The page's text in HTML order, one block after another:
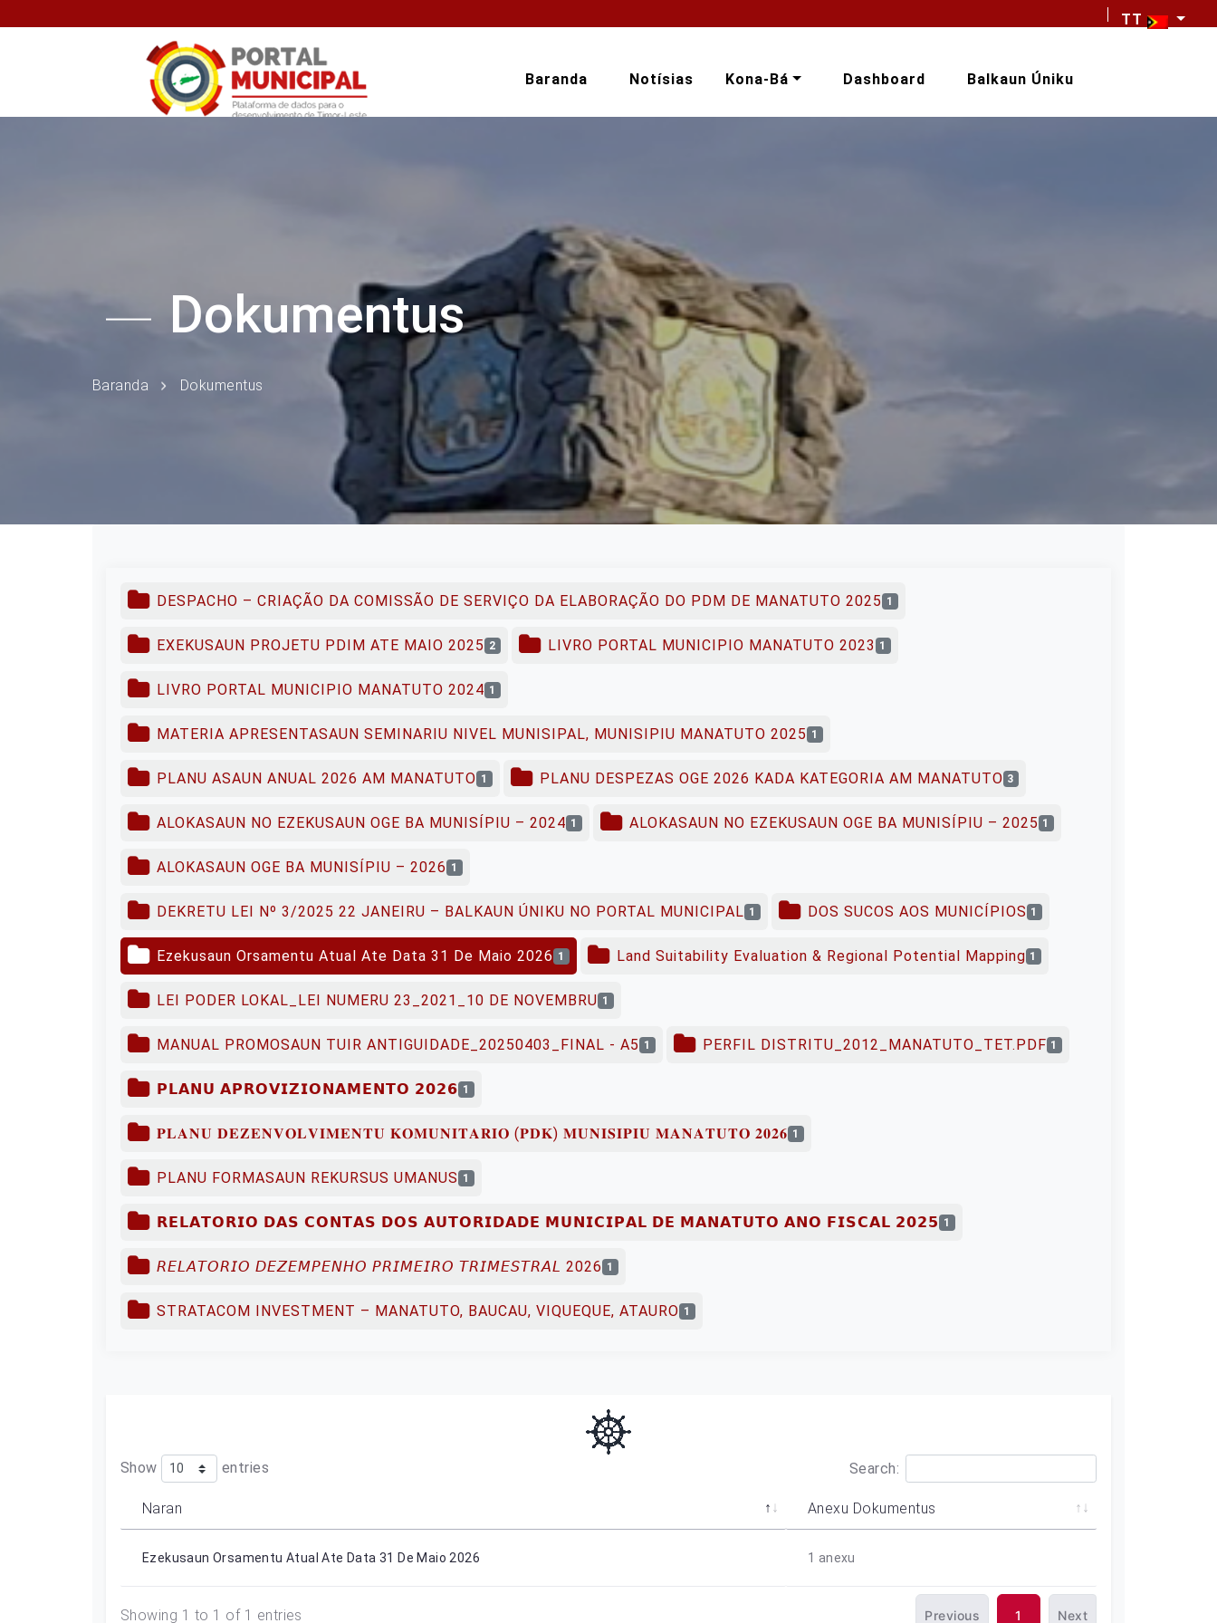
TT
Baranda Notísias Kona-Bá Dashboard Balkaun Úniku
Dokumentus
Baranda Dokumentus
DESPACHO – CRIAÇÃO DA COMISSÃO DE SERVIÇO DA ELABORAÇÃO DO PDM DE MANATUTO 2025 1
EXEKUSAUN PROJETU PDIM ATE MAIO 2025 2 LIVRO PORTAL MUNICIPIO MANATUTO 2023 1
LIVRO PORTAL MUNICIPIO MANATUTO 2024 1
MATERIA APRESENTASAUN SEMINARIU NIVEL MUNISIPAL, MUNISIPIU MANATUTO 2025 1
PLANU ASAUN ANUAL 2026 AM MANATUTO 1 PLANU DESPEZAS OGE 2026 KADA KATEGORIA AM MANATUTO 3
ALOKASAUN NO EZEKUSAUN OGE BA MUNISÍPIU – 2024 1 ALOKASAUN NO EZEKUSAUN OGE BA MUNISÍPIU – 2025 1
ALOKASAUN OGE BA MUNISÍPIU – 2026 1
DEKRETU LEI Nº 3/2025 22 JANEIRU – BALKAUN ÚNIKU NO PORTAL MUNICIPAL 1 DOS SUCOS AOS MUNICÍPIOS 1
Ezekusaun Orsamentu Atual Ate Data 31 De Maio 2026 1 Land Suitability Evaluation & Regional Potential Mapping 1
LEI PODER LOKAL_LEI NUMERU 23_2021_10 DE NOVEMBRU 1
MANUAL PROMOSAUN TUIR ANTIGUIDADE_20250403_FINAL - A5 1 PERFIL DISTRITU_2012_MANATUTO_TET.PDF 1
𝗣𝗟𝗔𝗡𝗨 𝗔𝗣𝗥𝗢𝗩𝗜𝗭𝗜𝗢𝗡𝗔𝗠𝗘𝗡𝗧𝗢 𝟮𝟬𝟮𝟲 1
𝐏𝐋𝐀𝐍𝐔 𝐃𝐄𝐙𝐄𝐍𝐕𝐎𝐋𝐕𝐈𝐌𝐄𝐍𝐓𝐔 𝐊𝐎𝐌𝐔𝐍𝐈𝐓𝐀𝐑𝐈𝐎 (𝐏𝐃𝐊) 𝐌𝐔𝐍𝐈𝐒𝐈𝐏𝐈𝐔 𝐌𝐀𝐍𝐀𝐓𝐔𝐓𝐎 𝟐𝟎𝟐𝟔 1
PLANU FORMASAUN REKURSUS UMANUS 1
𝗥𝗘𝗟𝗔𝗧𝗢𝗥𝗜𝗢 𝗗𝗔𝗦 𝗖𝗢𝗡𝗧𝗔𝗦 𝗗𝗢𝗦 𝗔𝗨𝗧𝗢𝗥𝗜𝗗𝗔𝗗𝗘 𝗠𝗨𝗡𝗜𝗖𝗜𝗣𝗔𝗟 𝗗𝗘 𝗠𝗔𝗡𝗔𝗧𝗨𝗧𝗢 𝗔𝗡𝗢 𝗙𝗜𝗦𝗖𝗔𝗟 𝟮𝟬𝟮𝟱 1
𝘙𝘌𝘓𝘈𝘛𝘖𝘙𝘐𝘖 𝘋𝘌𝘡𝘌𝘔𝘗𝘌𝘕𝘏𝘖 𝘗𝘙𝘐𝘔𝘌𝘐𝘙𝘖 𝘛𝘙𝘐𝘔𝘌𝘚𝘛𝘙𝘈𝘓 2026 1
STRATACOM INVESTMENT – MANATUTO, BAUCAU, VIQUEQUE, ATAURO 1
Show entries Search:
Naran Anexu Dokumentus
Ezekusaun Orsamentu Atual Ate Data 31 De Maio 2026 1 anexu
Showing 1 to 1 of 1 entries Previous 1 Next